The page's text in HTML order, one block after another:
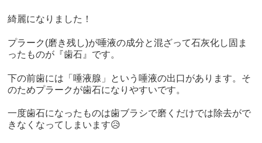
綺麗になりました！
プラーク(磨き残し)が唾液の成分と混ざって石灰化し固ま
ったものが『歯石』です。
下の前歯には「唾液腺」という唾液の出口があります。そ
のためプラークが歯石になりやすいです。
一度歯石になったものは歯ブラシで磨くだけでは除去がで
きなくなってしまいます😥